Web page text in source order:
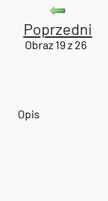
Poprzedni
Obraz 19 z 26
Opis